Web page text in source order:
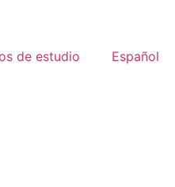
de estudio Español